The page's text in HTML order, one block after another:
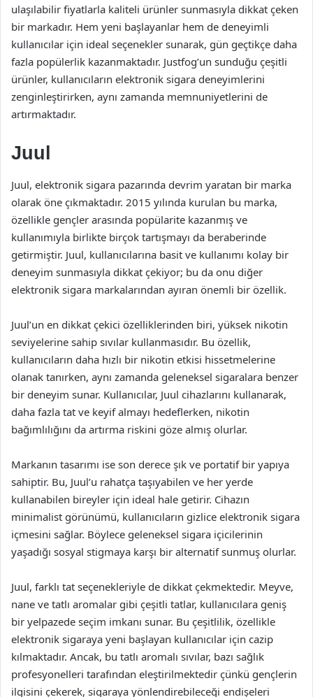
ulaşılabilir fiyatlarla kaliteli ürünler sunmasıyla dikkat çeken
bir markadır. Hem yeni başlayanlar hem de deneyimli
kullanıcılar için ideal seçenekler sunarak, gün geçtikçe daha
fazla popülerlik kazanmaktadır. Justfog’un sunduğu çeşitli
ürünler, kullanıcıların elektronik sigara deneyimlerini
zenginleştirirken, aynı zamanda memnuniyetlerini de
artırmaktadır.
Juul
Juul, elektronik sigara pazarında devrim yaratan bir marka
olarak öne çıkmaktadır. 2015 yılında kurulan bu marka,
özellikle gençler arasında popülarite kazanmış ve
kullanımıyla birlikte birçok tartışmayı da beraberinde
getirmiştir. Juul, kullanıcılarına basit ve kullanımı kolay bir
deneyim sunmasıyla dikkat çekiyor; bu da onu diğer
elektronik sigara markalarından ayıran önemli bir özellik.
Juul’un en dikkat çekici özelliklerinden biri, yüksek nikotin
seviyelerine sahip sıvılar kullanmasıdır. Bu özellik,
kullanıcıların daha hızlı bir nikotin etkisi hissetmelerine
olanak tanırken, aynı zamanda geleneksel sigaralara benzer
bir deneyim sunar. Kullanıcılar, Juul cihazlarını kullanarak,
daha fazla tat ve keyif almayı hedeflerken, nikotin
bağımlılığını da artırma riskini göze almış olurlar.
Markanın tasarımı ise son derece şık ve portatif bir yapıya
sahiptir. Bu, Juul’u rahatça taşıyabilen ve her yerde
kullanabilen bireyler için ideal hale getirir. Cihazın
minimalist görünümü, kullanıcıların gizlice elektronik sigara
içmesini sağlar. Böylece geleneksel sigara içicilerinin
yaşadığı sosyal stigmaya karşı bir alternatif sunmuş olurlar.
Juul, farklı tat seçenekleriyle de dikkat çekmektedir. Meyve,
nane ve tatlı aromalar gibi çeşitli tatlar, kullanıcılara geniş
bir yelpazede seçim imkanı sunar. Bu çeşitlilik, özellikle
elektronik sigaraya yeni başlayan kullanıcılar için cazip
kılmaktadır. Ancak, bu tatlı aromalı sıvılar, bazı sağlık
profesyonelleri tarafından eleştirilmektedir çünkü gençlerin
ilgisini çekerek, sigaraya yönlendirebileceği endişeleri